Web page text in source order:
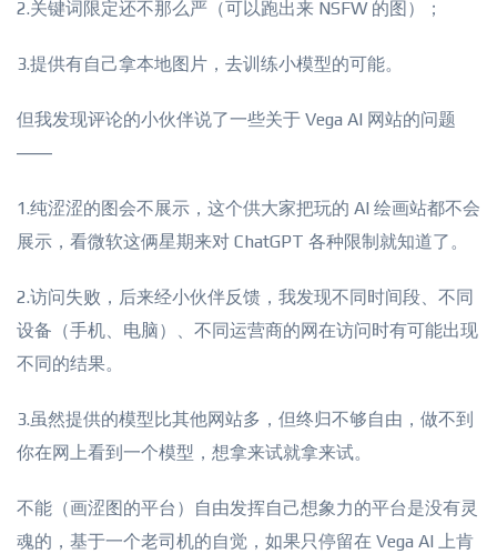
2.关键词限定还不那么严（可以跑出来 NSFW 的图）；
3.提供有自己拿本地图片，去训练小模型的可能。
但我发现评论的小伙伴说了一些关于 Vega AI 网站的问题
——
1.纯涩涩的图会不展示，这个供大家把玩的 AI 绘画站都不会
展示，看微软这俩星期来对 ChatGPT 各种限制就知道了。
2.访问失败，后来经小伙伴反馈，我发现不同时间段、不同
设备（手机、电脑）、不同运营商的网在访问时有可能出现
不同的结果。
3.虽然提供的模型比其他网站多，但终归不够自由，做不到
你在网上看到一个模型，想拿来试就拿来试。
不能（画涩图的平台）自由发挥自己想象力的平台是没有灵
魂的，基于一个老司机的自觉，如果只停留在 Vega AI 上肯